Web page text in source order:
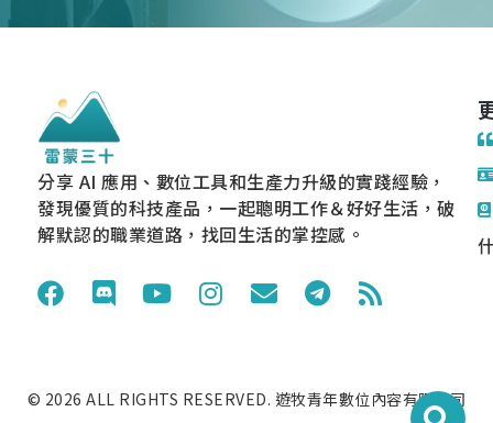
分享 AI 應用、數位工具和生產力升級的實踐經驗，
發現優質的科技產品，一起聰明工作＆好好生活，破
解默認的職業道路，找回生活的掌控感。
© 2026 ALL RIGHTS RESERVED. 遊牧青年數位內容有限公司